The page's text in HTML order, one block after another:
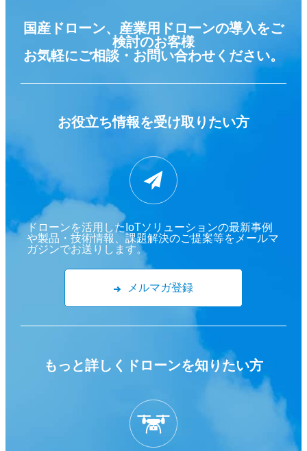
国産ドローン、産業用ドローンの導入をご
検討のお客様
お気軽にご相談・お問い合わせください。
お役立ち情報を受け取りたい方
ドローンを活用したIoTソリューションの最新事例
や製品・技術情報、課題解決のご提案等をメールマ
ガジンでお送りします。
メルマガ登録
もっと詳しくドローンを知りたい方